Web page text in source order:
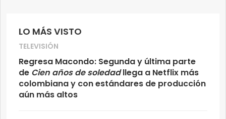
LO MÁS VISTO
TELEVISIÓN
Regresa Macondo: Segunda y última parte
de Cien años de soledadllega a Netflix más
colombiana y con estándares de producción
aún más altos